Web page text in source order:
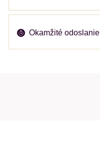
Okamžité odoslanie